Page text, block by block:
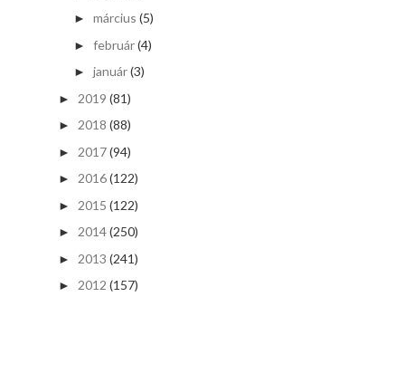
► március (5)
► február(4)
► január(3)
► 2019 (81)
► 2018 (88)
► 2017(94)
► 2016(122)
► 2015 (122)
► 2014(250)
► 2013 (241)
► 2012 (157)